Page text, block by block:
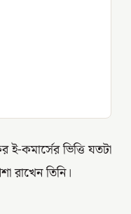
কমার্সের ভিত্তি যতটা
রাখেন তিনি।